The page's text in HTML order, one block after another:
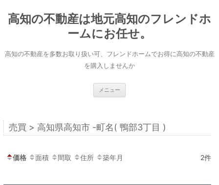
テ
ン
キ
ッ
高知の不動産は地元高知のフレンドホ
ームにお任せ。
高知の不動産を多数お取り扱い可、フレンドホームでお得に高知の不動産
を購入しませんか
メニュー
売買 > 高知県高知市 -町名( 鴨部3丁目 )
価格 面積 間取 住所 築年月 2件